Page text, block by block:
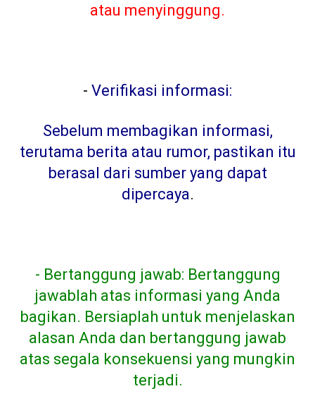
atau menyinggung.
- Verifikasi informasi:
Sebelum membagikan informasi,
terutama berita atau rumor, pastikan itu
berasal dari sumber yang dapat
dipercaya.
- Bertanggung jawab: Bertanggung
jawablah atas informasi yang Anda
bagikan. Bersiaplah untuk menjelaskan
alasan Anda dan bertanggung jawab
atas segala konsekuensi yang mungkin
terjadi.